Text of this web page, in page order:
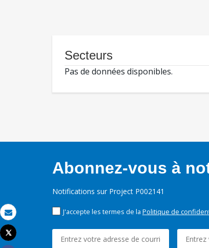
Email
Imprimer
Tweet
Secteurs
Pas de données disponibles.
Abonnez-vous à
Notifications sur Project P002141
J'accepte les termes de la Politique de